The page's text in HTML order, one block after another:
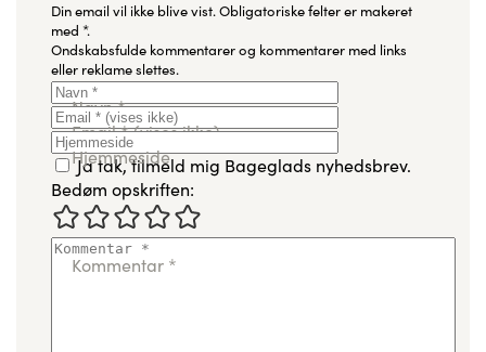
Din email vil ikke blive vist.Obligatoriske felter er makeret
med *.
Ondskabsfulde kommentarer og kommentarer med links
eller reklame slettes.
Navn*
Email*(vises ikke)
Hjemmeside
Ja tak, tilmeld mig Bageglads nyhedsbrev.
Bedøm opskriften:
Kommentar *